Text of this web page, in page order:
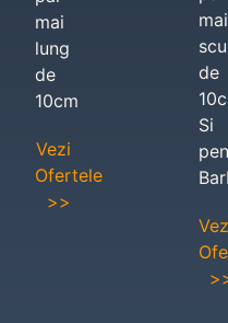
mai
lung
de
10cm
Vezi
Ofertele
>>
mai
de
Si